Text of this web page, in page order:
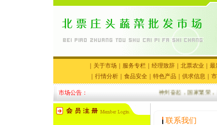
关于市场 服务专栏 经理致辞 北票农业
最
行情分析 食品安全 特色产品 供求信息
市场公告： 神州奋起，国家繁荣，
联系我们